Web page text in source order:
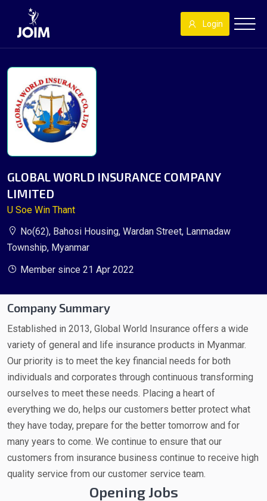
Login
GLOBAL WORLD INSURANCE COMPANY
LIMITED
U Soe Win Thant
No(62), Bahosi Housing, Wardan Street, Lanmadaw
Township, Myanmar
Member since 21 Apr 2022
Company Summary
Established in 2013, Global World Insurance offers a wide
variety of general and life insurance products in Myanmar.
Our priority is to meet the key financial needs for both
individuals and corporates through continuous transforming
ourselves to meet these needs. Placing a heart of
everything we do, helps our customers better protect what
they have today, prepare for the better tomorrow and for
many years to come. We continue to ensure that our
customers from insurance business continue to receive high
quality service from our customer service team.
Opening Jobs